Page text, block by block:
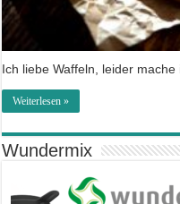
Ich liebe Waffeln, leider
Weiterlesen »
Wundermix